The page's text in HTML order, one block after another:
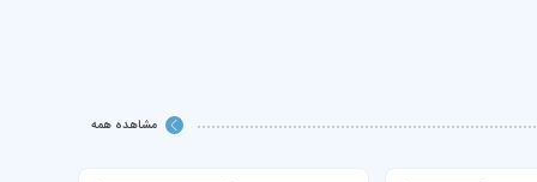
مشاهده همه